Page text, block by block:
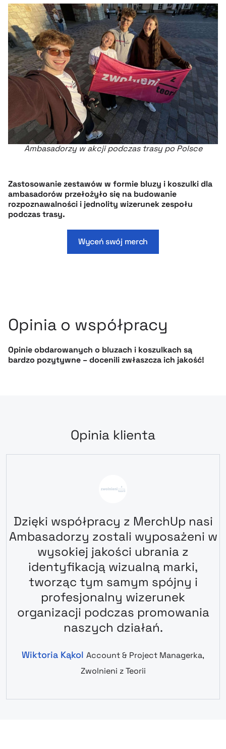
Ambasadorzy w akcji podczas trasy po Polsce
Zastosowanie zestawów w formie bluzy i koszulki dla
ambasadorów przełożyło się na budowanie
rozpoznawalności i jednolity wizerunek zespołu
podczas trasy.
Wyceń swój merch
Opinia o współpracy
Opinie obdarowanych o bluzach i koszulkach są
bardzo pozytywne – docenili zwłaszcza ich jakość!
Opinia klienta
Dzięki współpracy z MerchUp nasi
Ambasadorzy zostali wyposażeni w
wysokiej jakości ubrania z
identyfikacją wizualną marki,
tworząc tym samym spójny i
profesjonalny wizerunek
organizacji podczas promowania
naszych działań.
Wiktoria Kąkol Account & Project Managerka,
Zwolnieni z Teorii